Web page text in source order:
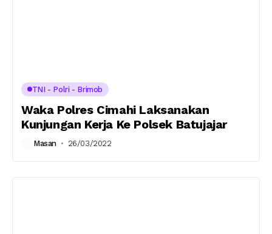
TNI - Polri - Brimob
Waka Polres Cimahi Laksanakan
Kunjungan Kerja Ke Polsek Batujajar
Masan 26/03/2022